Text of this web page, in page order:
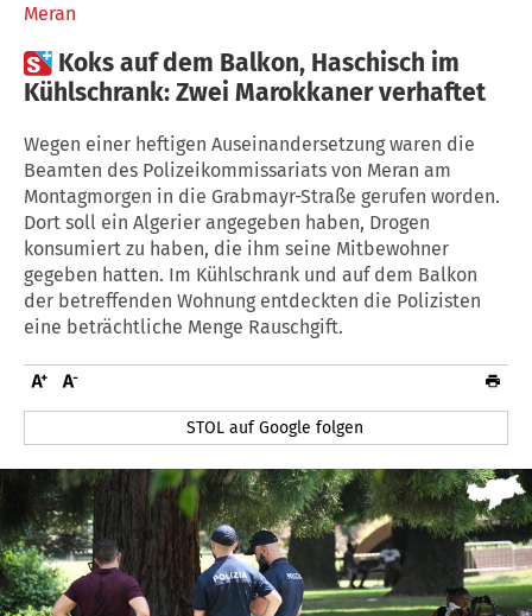
Meran
 Koks auf dem Balkon, Haschisch im
Kühlschrank: Zwei Marokkaner verhaftet
Wegen einer heftigen Auseinandersetzung waren die
Beamten des Polizeikommissariats von Meran am
Montagmorgen in die Grabmayr-Straße gerufen worden.
Dort soll ein Algerier angegeben haben, Drogen
konsumiert zu haben, die ihm seine Mitbewohner
gegeben hatten. Im Kühlschrank und auf dem Balkon
der betreffenden Wohnung entdeckten die Polizisten
eine beträchtliche Menge Rauschgift.
STOL auf Google folgen